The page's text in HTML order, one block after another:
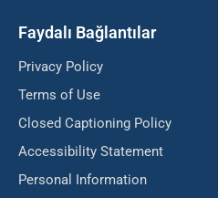
Faydalı Bağlantılar
Privacy Policy
Terms of Use
Closed Captioning Policy
Accessibility Statement
Personal Information